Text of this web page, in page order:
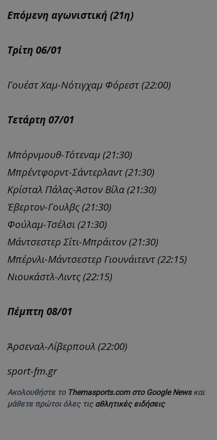
Επόμενη αγωνιστική (21η)
Τρίτη 06/01
Γουέστ Χαμ-Νότιγχαμ Φόρεστ (22:00)
Τετάρτη 07/01
Μπόρνμουθ-Τότεναμ (21:30)
Μπρέντφορντ-Σάντερλαντ (21:30)
Κρίσταλ Πάλας-Άστον Βίλα (21:30)
Έβερτον-Γουλβς (21:30)
Φούλαμ-Τσέλσι (21:30)
Μάντσεστερ Σίτι-Μπράιτον (21:30)
Μπέρνλι-Μάντσεστερ Γιουνάιτεντ (22:15)
Νιουκάστλ-Λιντς (22:15)
Πέμπτη 08/01
Άρσεναλ-Λίβερπουλ (22:00)
sport-fm.gr
Ακολουθήστε το Themasports.com στο Google Newsκαι
μάθετε πρώτοι όλες τις αθλητικές ειδήσεις